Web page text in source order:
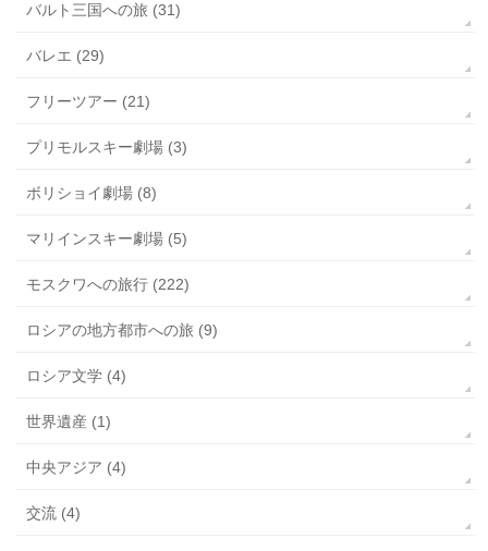
バルト三国への旅 (31)
バレエ (29)
フリーツアー (21)
プリモルスキー劇場 (3)
ボリショイ劇場 (8)
マリインスキー劇場 (5)
モスクワへの旅行 (222)
ロシアの地方都市への旅 (9)
ロシア文学 (4)
世界遺産 (1)
中央アジア (4)
交流 (4)